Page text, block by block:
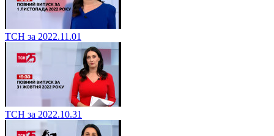
ТСН за 2022.11.01
ТСН за 2022.10.31